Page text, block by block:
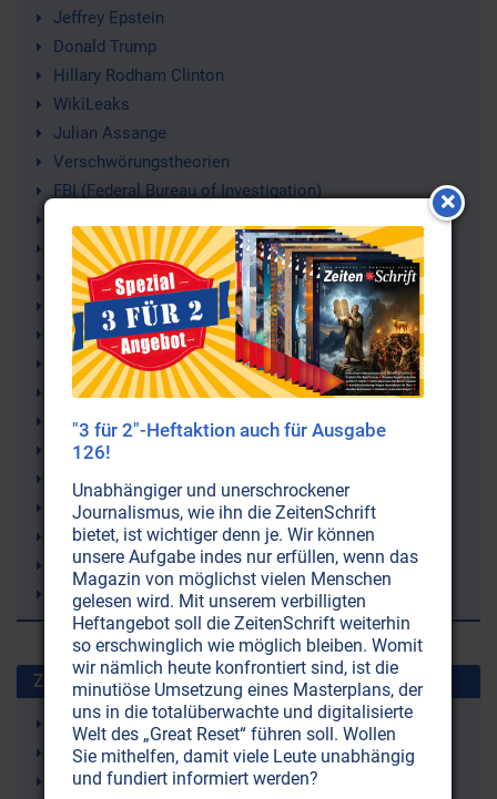
Jeffrey Epstein
Donald Trump
Hillary Rodham Clinton
WikiLeaks
Julian Assange
Verschwörungstheorien
FBI (Federal Bureau of Investigation)
USA (Vereinigte Staaten von Amerika)
CIA (Central Intelligence Agency)
Neue Weltordnung (New World Order NWO)
Mossad
Massenmedien
Kokain
Hochfinanz
Großkapital
Finanzoligarchie
Drogenschmuggel
Drogenkrieg
Drogenhandel
Drogengeld
Zuletzt gesuchte Stichworte
Ketone (Ketonkörper)
Ketogene Ernährung (Ketose)
Irland
"3 für 2"-Heftaktion auch für Ausgabe
126!
Unabhängiger und unerschrockener
Journalismus, wie ihn die ZeitenSchrift
bietet, ist wichtiger denn je. Wir können
unsere Aufgabe indes nur erfüllen, wenn das
Magazin von möglichst vielen Menschen
gelesen wird. Mit unserem verbilligten
Heftangebot soll die ZeitenSchrift weiterhin
so erschwinglich wie möglich bleiben. Womit
wir nämlich heute konfrontiert sind, ist die
minutiöse Umsetzung eines Masterplans, der
uns in die totalüberwachte und digitalisierte
Welt des „Great Reset“ führen soll. Wollen
Sie mithelfen, damit viele Leute unabhängig
und fundiert informiert werden?